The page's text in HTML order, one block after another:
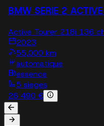
BMW SERIE 2
Active Tourer 218i 136
2023
55,000 km
automatique
essence
5 sieges
26 490 €